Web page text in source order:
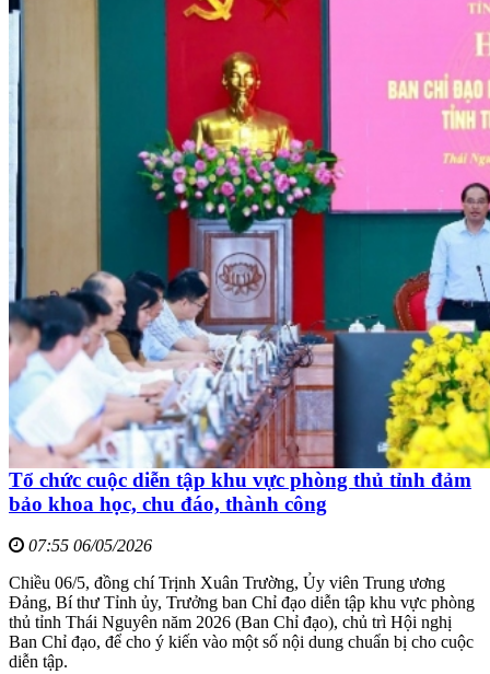
Tổ chức cuộc diễn tập khu vực phòng thủ tỉnh đảm
bảo khoa học, chu đáo, thành công
07:55 06/05/2026
Chiều 06/5, đồng chí Trịnh Xuân Trường, Ủy viên Trung ương
Đảng, Bí thư Tỉnh ủy, Trưởng ban Chỉ đạo diễn tập khu vực phòng
thủ tỉnh Thái Nguyên năm 2026 (Ban Chỉ đạo), chủ trì Hội nghị
Ban Chỉ đạo, để cho ý kiến vào một số nội dung chuẩn bị cho cuộc
diễn tập.